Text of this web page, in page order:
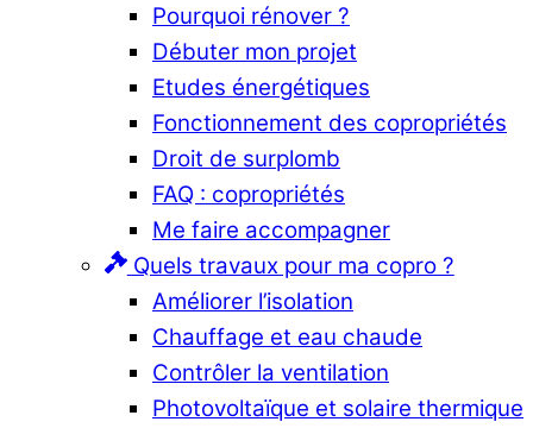
Pourquoi rénover ?
Débuter mon projet
Etudes énergétiques
Fonctionnement des copropriétés
Droit de surplomb
FAQ : copropriétés
Me faire accompagner
Quels travaux pour ma copro ?
Améliorer l’isolation
Chauffage et eau chaude
Contrôler la ventilation
Photovoltaïque et solaire thermique